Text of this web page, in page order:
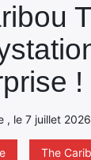
!
, le 7 juillet
The